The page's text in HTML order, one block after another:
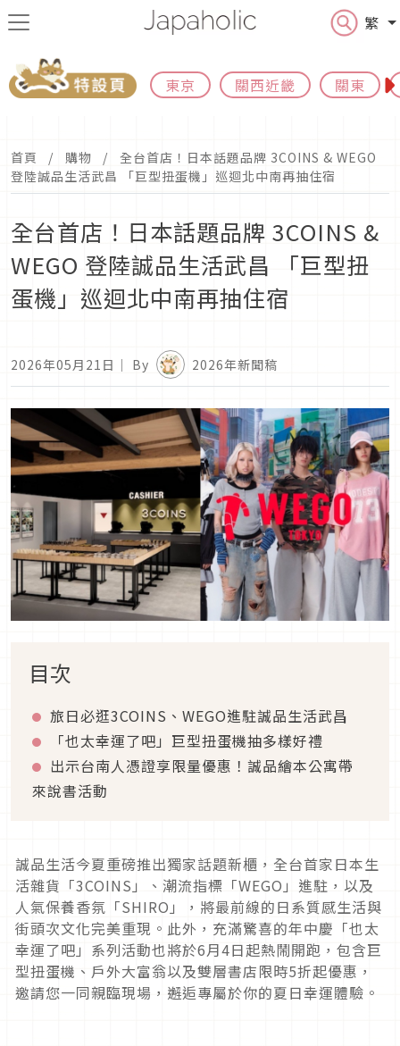
繁
東京 關西近畿 關東
首頁 購物
全台首店！日本話題品牌 3COINS & WEGO
登陸誠品生活武昌 「巨型扭蛋機」巡迴北中南再抽住宿
全台首店！日本話題品牌 3COINS &
WEGO 登陸誠品生活武昌 「巨型扭
蛋機」巡迴北中南再抽住宿
2026年05月21日 ｜ By 2026年新聞稿
目次
旅日必逛3COINS、WEGO進駐誠品生活武昌
「也太幸運了吧」巨型扭蛋機抽多樣好禮
出示台南人憑證享限量優惠！誠品繪本公寓帶
來說書活動
誠品生活今夏重磅推出獨家話題新櫃，全台首家日本生
活雜貨「3COINS」、潮流指標「WEGO」進駐，以及
人氣保養香氛「SHIRO」，將最前線的日系質感生活與
街頭次文化完美重現。此外，充滿驚喜的年中慶「也太
幸運了吧」系列活動也將於6月4日起熱鬧開跑，包含巨
型扭蛋機、戶外大富翁以及雙層書店限時5折起優惠，
邀請您一同親臨現場，邂逅專屬於你的夏日幸運體驗。